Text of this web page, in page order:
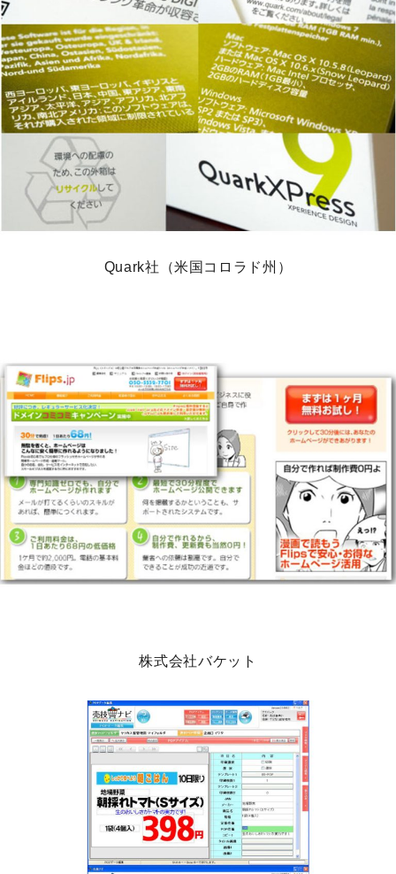
Quark社（米国コロラド州）
株式会社バケット